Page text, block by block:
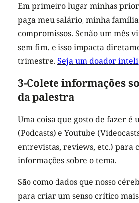
Em primeiro lugar minhas
paga meu salário, minha
compromissos. Senão um mês
sem fim, e isso impacta
trimestre. Seja um doador
3-Colete informações
da palestra
Uma coisa que gosto de fazer é
(Podcasts) e Youtube
entrevistas, reviews, etc.) para
informações sobre o tema.
São como dados que nosso
para criar um senso crítico